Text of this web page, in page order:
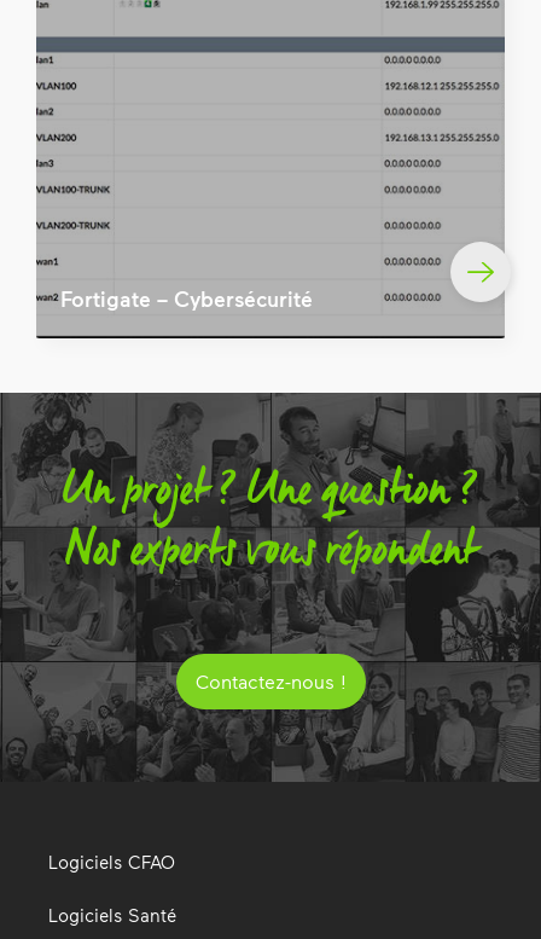
Fortigate – Cybersécurité
Un projet ? Une question ?
Nos experts vous répondent
Contactez-nous !
Logiciels CFAO
Logiciels Santé